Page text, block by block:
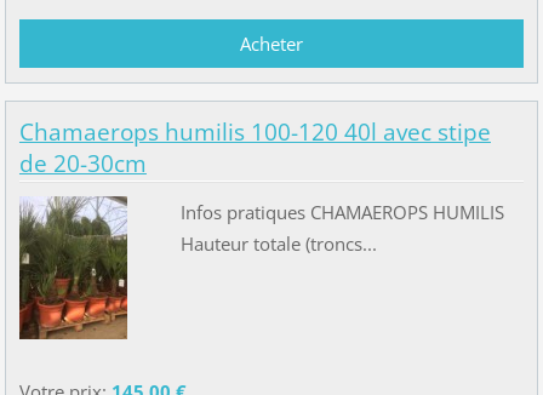
Chamaerops humilis 100-120 40l avec stipe
de 20-30cm
Infos pratiques CHAMAEROPS HUMILIS
Hauteur totale (troncs...